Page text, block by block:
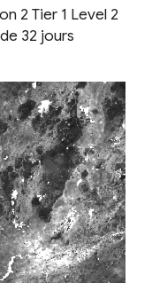
2 Tier 1 Level 2
32 jours